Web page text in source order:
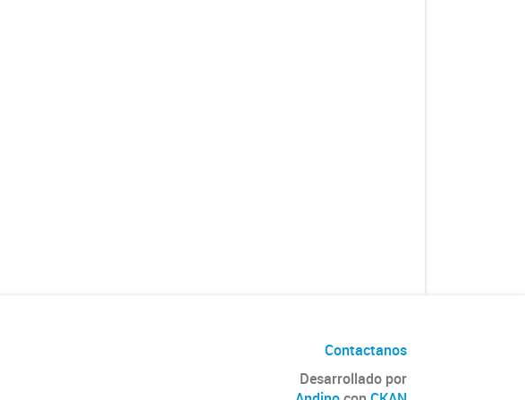
Contactanos
Desarrollado por